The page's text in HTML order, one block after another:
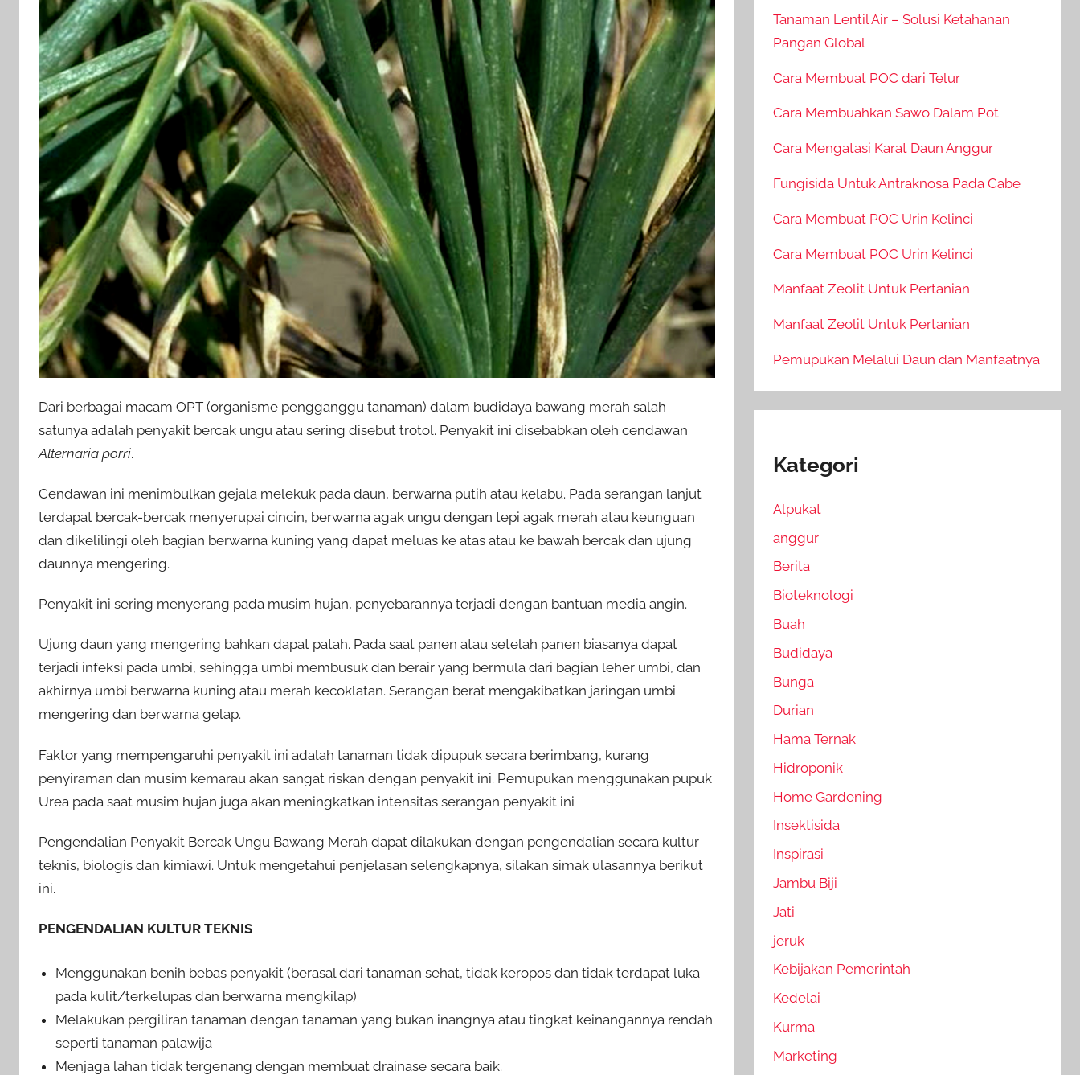
Dari berbagai macam OPT (organisme pengganggu tanaman) dalam budidaya bawang merah salah
satunya adalah penyakit bercak ungu atau sering disebut trotol. Penyakit ini disebabkan oleh cendawan
Alternaria porri.
Cendawan ini menimbulkan gejala melekuk pada daun, berwarna putih atau kelabu. Pada serangan lanjut
terdapat bercak-bercak menyerupai cincin, berwarna agak ungu dengan tepi agak merah atau keunguan
dan dikelilingi oleh bagian berwarna kuning yang dapat meluas ke atas atau ke bawah bercak dan ujung
daunnya mengering.
Penyakit ini sering menyerang pada musim hujan, penyebarannya terjadi dengan bantuan media angin.
Ujung daun yang mengering bahkan dapat patah. Pada saat panen atau setelah panen biasanya dapat
terjadi infeksi pada umbi, sehingga umbi membusuk dan berair yang bermula dari bagian leher umbi, dan
akhirnya umbi berwarna kuning atau merah kecoklatan. Serangan berat mengakibatkan jaringan umbi
mengering dan berwarna gelap.
Faktor yang mempengaruhi penyakit ini adalah tanaman tidak dipupuk secara berimbang, kurang
penyiraman dan musim kemarau akan sangat riskan dengan penyakit ini. Pemupukan menggunakan pupuk
Urea pada saat musim hujan juga akan meningkatkan intensitas serangan penyakit ini
Pengendalian Penyakit Bercak Ungu Bawang Merah dapat dilakukan dengan pengendalian secara kultur
teknis, biologis dan kimiawi. Untuk mengetahui penjelasan selengkapnya, silakan simak ulasannya berikut
ini.
PENGENDALIAN KULTUR TEKNIS
Menggunakan benih bebas penyakit (berasal dari tanaman sehat, tidak keropos dan tidak terdapat luka
pada kulit/terkelupas dan berwarna mengkilap)
Melakukan pergiliran tanaman dengan tanaman yang bukan inangnya atau tingkat keinangannya rendah
seperti tanaman palawija
Menjaga lahan tidak tergenang dengan membuat drainase secara baik.
Tanaman Lentil Air – Solusi Ketahanan
Pangan Global
Cara Membuat POC dari Telur
Cara Membuahkan Sawo Dalam Pot
Cara Mengatasi Karat Daun Anggur
Fungisida Untuk Antraknosa Pada Cabe
Cara Membuat POC Urin Kelinci
Cara Membuat POC Urin Kelinci
Manfaat Zeolit Untuk Pertanian
Manfaat Zeolit Untuk Pertanian
Pemupukan Melalui Daun dan Manfaatnya
Kategori
Alpukat
anggur
Berita
Bioteknologi
Buah
Budidaya
Bunga
Durian
Hama Ternak
Hidroponik
Home Gardening
Insektisida
Inspirasi
Jambu Biji
Jati
jeruk
Kebijakan Pemerintah
Kedelai
Kurma
Marketing